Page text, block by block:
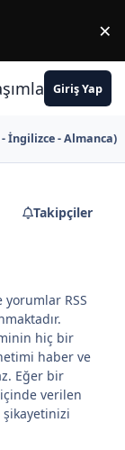
×
Giriş Yap
İngilizce - Almanca)
Takipçiler
RSS
hiç bir
haber ve
Eğer bir
verilen
şikayetinizi